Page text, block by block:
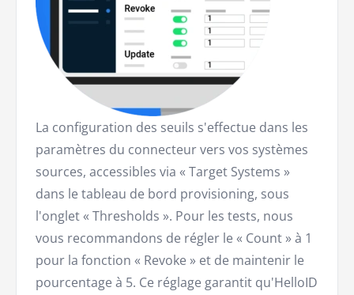
La configuration des seuils s'effectue dans les
paramètres du connecteur vers vos systèmes
sources, accessibles via « Target Systems »
dans le tableau de bord provisioning, sous
l'onglet « Thresholds ». Pour les tests, nous
vous recommandons de régler le « Count » à 1
pour la fonction « Revoke » et de maintenir le
pourcentage à 5. Ce réglage garantit qu'HelloID